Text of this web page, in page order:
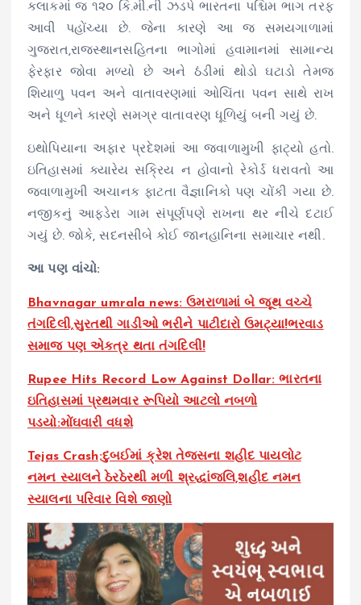
કલાકમાં જ ૧૨૦ કિ.મી.ની ઝડપે ભારતના પશ્ચિમ ભાગ તરફ
આવી પહોંચ્યા છે. જેના કારણે આ જ સમયગાળામાં
ગુજરાત,રાજસ્થાનસહિતના ભાગોમાં હવામાનમાં સામાન્ય
ફેરફાર જોવા મળ્યો છે અને ઠંડીમાં થોડો ઘટાડો તેમજ
શિયાળુ પવન અને વાતાવરણમાાં ઓચિંતા પવન સાથે રાખ
અને ધૂળને કારણે સમગ્ર વાતાવરણ ધૂળિયું બની ગયું છે.
ઇથોપિયાના અફાર પ્રદેશમાં આ જ્વાળામુખી ફાટ્યો હતો.
ઇતિહાસમાં ક્યારેય સક્રિય ન હોવાનો રેકોર્ડ ધરાવતો આ
જ્વાળામુખી અચાનક ફાટતા વૈજ્ઞાનિકો પણ ચોંકી ગયા છે.
નજીકનું આફડેરા ગામ સંપૂર્ણપણે રાખના થર નીચે દટાઈ
ગયું છે. જોકે, સદનસીબે કોઈ જાનહાનિના સમાચાર નથી.
આ પણ વાંચો:
Bhavnagar umrala news: ઉમરાળામાં બે જૂથ વચ્ચે
તંગદિલી,સુરતથી ગાડીઓ ભરીને પાટીદારો ઉમટ્યા!ભરવાડ
સમાજ પણ એકત્ર થતા તંગદિલી!
Rupee Hits Record Low Against Dollar: ભારતના
ઇતિહાસમાં પ્રથમવાર રૂપિયો આટલો નબળો
પડયો:મોંઘવારી વધશે
Tejas Crash:દુબઈમાં ક્રેશ તેજસના શહીદ પાયલોટ
નમન સ્યાલને ઠેરઠેરથી મળી શ્રદ્ધાંજલિ,શહીદ નમન
સ્યાલના પરિવાર વિશે જાણો